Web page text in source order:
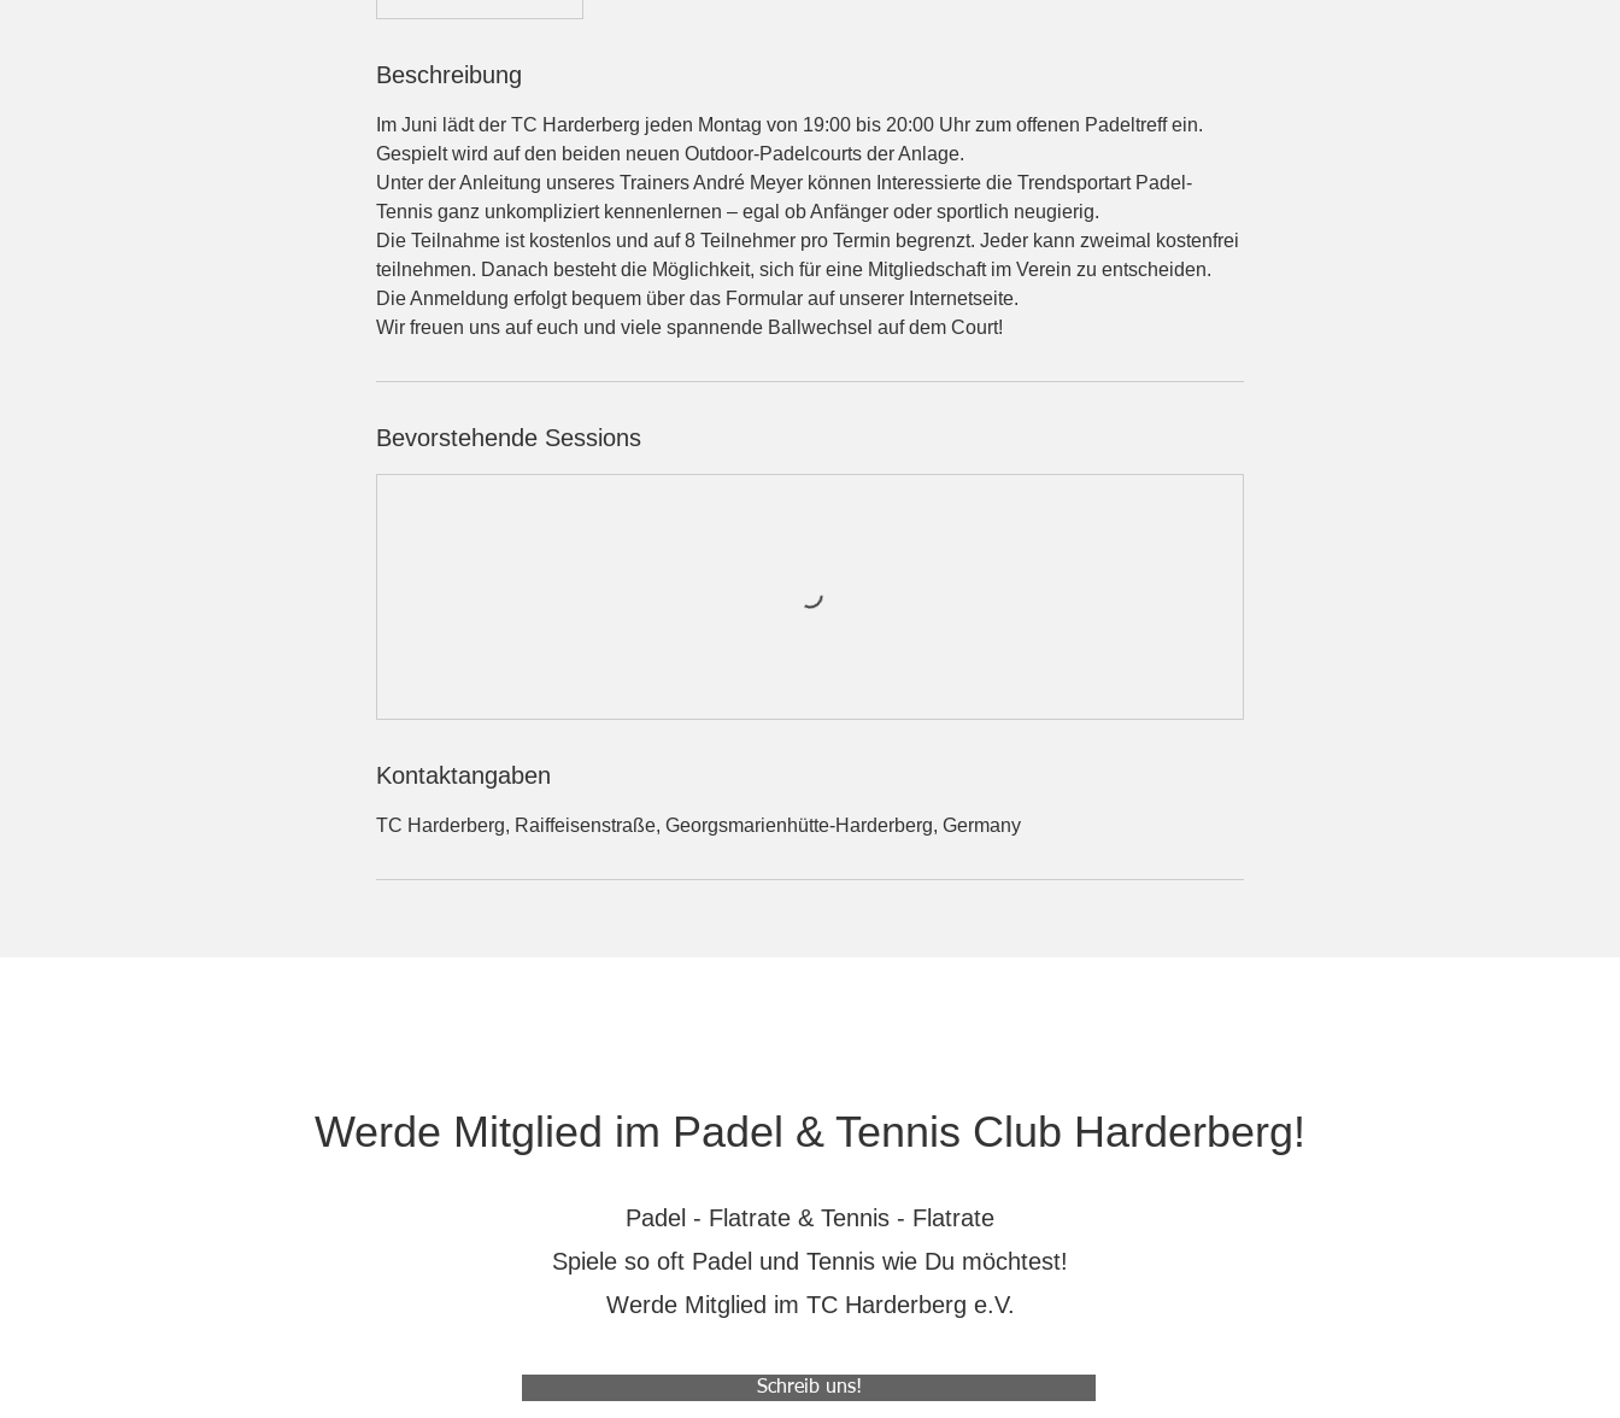
Beschreibung
Im Juni lädt der TC Harderberg jeden Montag von 19:00 bis 20:00 Uhr zum offenen Padeltreff ein.
Gespielt wird auf den beiden neuen Outdoor-Padelcourts der Anlage.
Unter der Anleitung unseres Trainers André Meyer können Interessierte die Trendsportart Padel-
Tennis ganz unkompliziert kennenlernen – egal ob Anfänger oder sportlich neugierig.
Die Teilnahme ist kostenlos und auf 8 Teilnehmer pro Termin begrenzt. Jeder kann zweimal kostenfrei
teilnehmen. Danach besteht die Möglichkeit, sich für eine Mitgliedschaft im Verein zu entscheiden.
Die Anmeldung erfolgt bequem über das Formular auf unserer Internetseite.
Bevorstehende Sessions
Kontaktangaben
TC Harderberg, Raiffeisenstraße, Georgsmarienhütte-Harderberg, Germany
Werde Mitglied im Padel & Tennis Club Harderberg!
Padel - Flatrate & Tennis - Flatrate
Spiele so oft Padel und Tennis wie Du möchtest!
Werde Mitglied im TC Harderberg e.V.
Schreib uns!